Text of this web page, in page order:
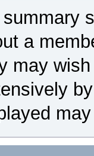
a
may